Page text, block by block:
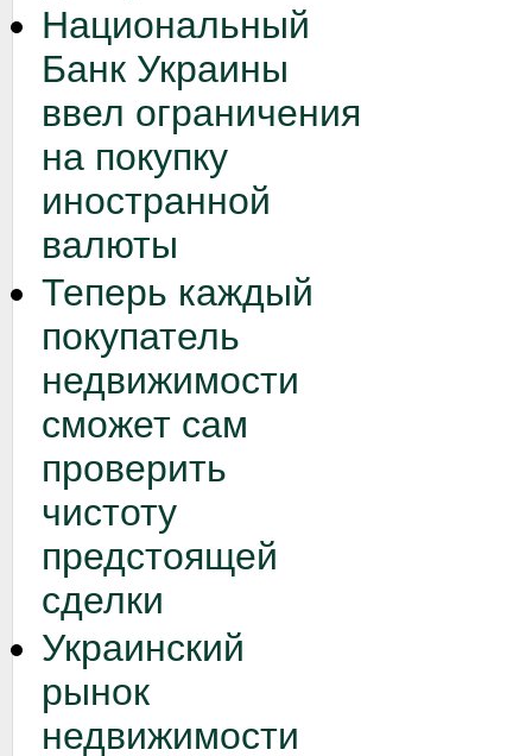
Национальный
Банк Украины
ввел ограничения
на покупку
иностранной
валюты
Теперь каждый
покупатель
недвижимости
сможет сам
проверить
чистоту
предстоящей
сделки
Украинский
рынок
недвижимости